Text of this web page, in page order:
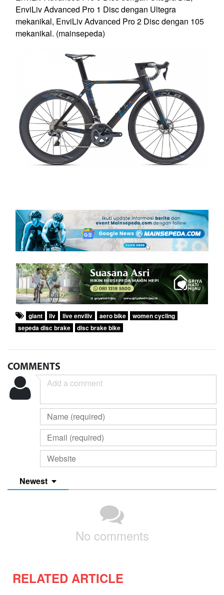
EnviLiv Advanced Pro 1 Disc dengan Ultegra
mekanikal, EnviLiv Advanced Pro 2 Disc dengan 105
mekanikal. (mainsepeda)
giant liv live enviliv aero bike
women cycling
sepeda disc brake
disc brake bike
COMMENTS
Newest
No comments
RELATED ARTICLE